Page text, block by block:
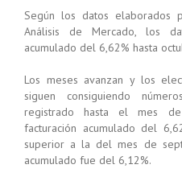
Según los datos elaborados
Análisis de Mercado, los
acumulado del 6,62% hasta
Los meses avanzan y los
siguen consiguiendo
registrado hasta el mes
facturación acumulado del
superior a la del mes de
acumulado fue del 6,12%.